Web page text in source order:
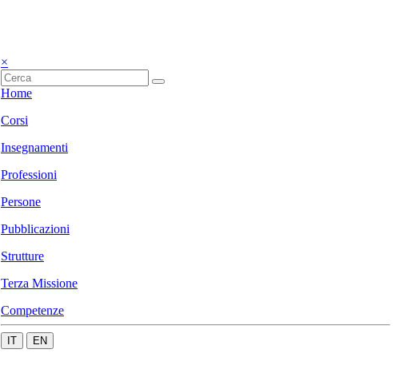
×
Home
Corsi
Insegnamenti
Professioni
Persone
Pubblicazioni
Strutture
Terza Missione
Competenze
IT EN